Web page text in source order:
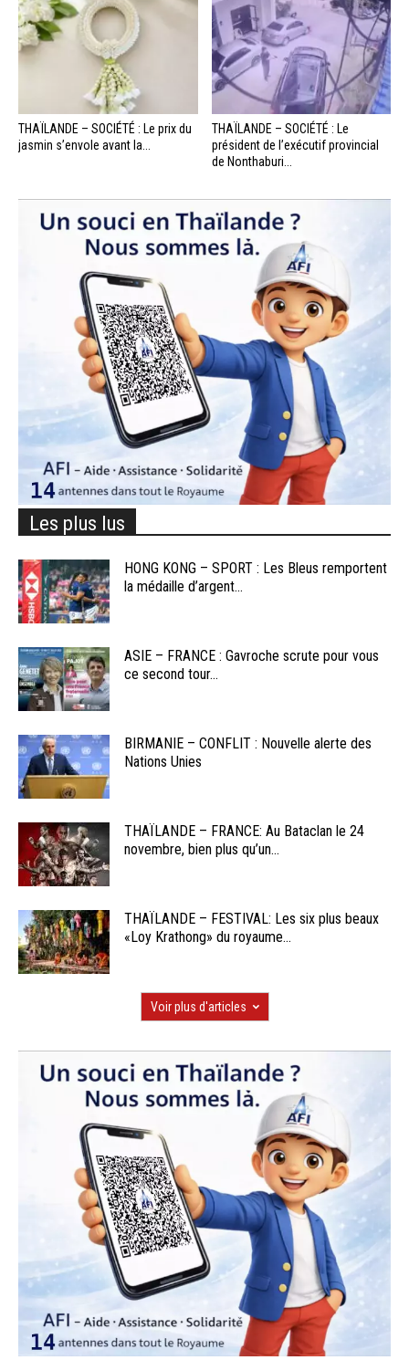
THAÏLANDE – SOCIÉTÉ : Le prix du
jasmin s’envole avant la...
THAÏLANDE – SOCIÉTÉ : Le
président de l’exécutif provincial
de Nonthaburi...
Les plus lus
HONG KONG – SPORT : Les Bleus remportent
la médaille d’argent...
ASIE – FRANCE : Gavroche scrute pour vous
ce second tour...
BIRMANIE – CONFLIT : Nouvelle alerte des
Nations Unies
THAÏLANDE – FRANCE: Au Bataclan le 24
novembre, bien plus qu’un...
THAÏLANDE – FESTIVAL: Les six plus beaux
«Loy Krathong» du royaume...
Voir plus d'articles